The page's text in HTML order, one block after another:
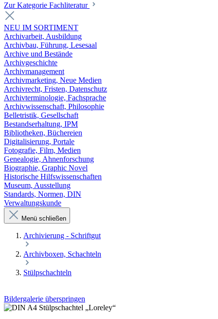
Zur Kategorie Fachliteratur
NEU IM SORTIMENT
Archivarbeit, Ausbildung
Archivbau, Führung, Lesesaal
Archive und Bestände
Archivgeschichte
Archivmanagement
Archivmarketing, Neue Medien
Archivrecht, Fristen, Datenschutz
Archivterminologie, Fachsprache
Archivwissenschaft, Philosophie
Belletristik, Gesellschaft
Bestandserhaltung, IPM
Bibliotheken, Büchereien
Digitalisierung, Portale
Fotografie, Film, Medien
Genealogie, Ahnenforschung
Biographie, Graphic Novel
Historische Hilfswissenschaften
Museum, Ausstellung
Standards, Normen, DIN
Verwaltungskunde
Menü schließen
Archivierung - Schriftgut
Archivboxen, Schachteln
Stülpschachteln
Bildergalerie überspringen